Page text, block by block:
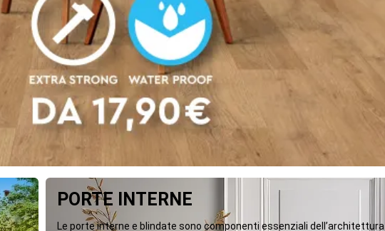
PORTE INTERNE
Le porte interne e blindate sono componenti essenziali dell’architettura